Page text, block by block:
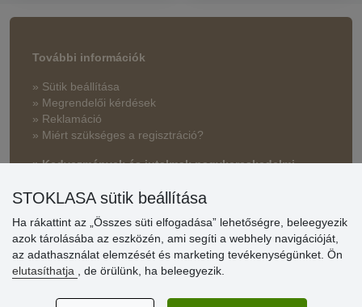
További információk
» Sütik beállítása
» Megrendelői kérdések
» Reklamáció
» Miért szükséges a regisztráció?
» Kedvezmények és jutalmak nagykereskedelmi
Vásárlók
STOKLASA sütik beállítása
Ha rákattint az „Összes süti elfogadása” lehetőségre, beleegyezik
azok tárolásába az eszközén, ami segíti a webhely navigációját,
az adathasználat elemzését és marketing tevékenységünket. Ön
elutasíthatja
, de örülünk, ha beleegyezik.